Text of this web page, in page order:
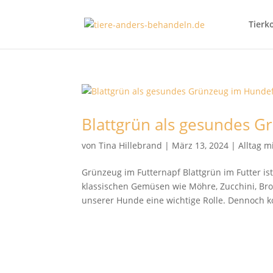
Blattgrün als gesundes
vonTina Hillebrand | März 13, 2024 |Alltag
Grünzeug im Futternapf Blattgrün im Futter
klassischen Gemüsen wie Möhre, Zucchini,
unserer Hunde eine wichtige Rolle. Dennoch